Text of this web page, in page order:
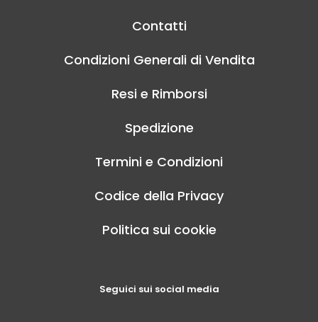
Contatti
Condizioni Generali di Vendita
Resi e Rimborsi
Spedizione
Termini e Condizioni
Codice della Privacy
Politica sui cookie
Seguici sui social media